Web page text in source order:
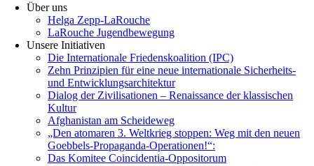
Über uns
Helga Zepp-LaRouche
LaRouche Jugendbewegung
Unsere Initiativen
Die Internationale Friedenskoalition (IPC)
­Zehn Prinzipien für eine neue internationale Sicherheits-
und Entwicklungsarchitektur
Dialog der Zivilisationen – Renaissance der klassischen
Kultur
Afghanistan am Scheideweg
„Den atomaren 3. Weltkrieg stoppen: Weg mit den neuen
Goebbels-Propaganda-Operationen!“:
Das Komitee Coincidentia-Oppositorum